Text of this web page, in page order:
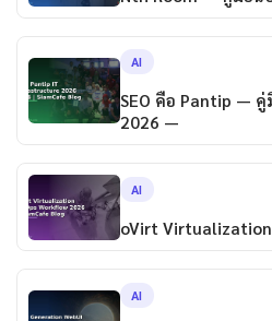
AI
SEO คือ Pantip —
2026 —
AI
oVirt Virtualization
AI